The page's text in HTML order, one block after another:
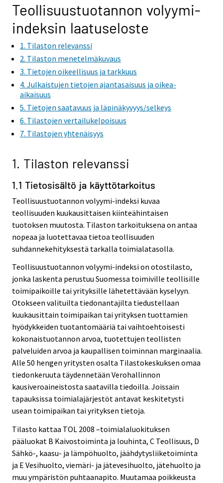
Teollisuustuotannon volyymi-
indeksin laatuseloste
1. Tilaston relevanssi
2. Tilaston menetelmäkuvaus
3. Tietojen oikeellisuus ja tarkkuus
4. Julkaistujen tietojen ajantasaisuus ja oikea-
aikaisuus
5. Tietojen saatavuus ja läpinäkyvyys/selkeys
6. Tilastojen vertailukelpoisuus
7. Tilastojen yhtenäisyys
1. Tilaston relevanssi
1.1 Tietosisältö ja käyttötarkoitus
Teollisuustuotannon volyymi-indeksi kuvaa
teollisuuden kuukausittaisen kiinteähintaisen
tuotoksen muutosta. Tilaston tarkoituksena on antaa
nopeaa ja luotettavaa tietoa teollisuuden
suhdannekehityksestä tarkalla toimialatasolla.
Teollisuustuotannon volyymi-indeksi on otostilasto,
jonka laskenta perustuu Suomessa toimiville teollisille
toimipaikoille tai yrityksille lähetettävään kyselyyn.
Otokseen valituilta tiedonantajilta tiedustellaan
kuukausittain toimipaikan tai yrityksen tuottamien
hyödykkeiden tuotantomääriä tai vaihtoehtoisesti
kokonaistuotannon arvoa, tuotettujen teollisten
palveluiden arvoa ja kaupallisen toiminnan marginaalia.
Alle 50 hengen yritysten osalta Tilastokeskuksen omaa
tiedonkeruuta täydennetään Verohallinnon
kausiveroaineistosta saatavilla tiedoilla. Joissain
tapauksissa toimialajärjestöt antavat keskitetysti
usean toimipaikan tai yrityksen tietoja.
Tilasto kattaa TOL 2008 –toimialaluokituksen
pääluokat B Kaivostoiminta ja louhinta, C Teollisuus, D
Sähkö-, kaasu- ja lämpöhuolto, jäähdytysliiketoiminta
ja E Vesihuolto, viemäri- ja jätevesihuolto, jätehuolto ja
muu ympäristön puhtaanapito. Muutamaa poikkeusta